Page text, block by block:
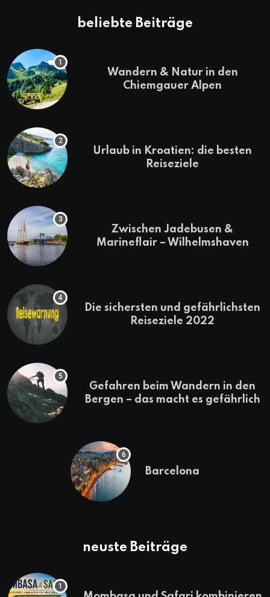
beliebte Beiträge
Wandern & Natur in den
Chiemgauer Alpen
Urlaub in Kroatien: die besten
Reiseziele
Zwischen Jadebusen &
Marineflair – Wilhelmshaven
Die sichersten und gefährlichsten
Reiseziele 2022
Gefahren beim Wandern in den
Bergen – das macht es gefährlich
Barcelona
neuste Beiträge